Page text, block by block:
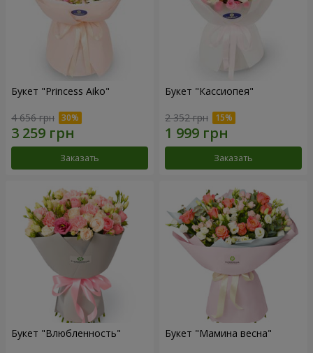
Букет "Princess Aiko"
4 656 грн
Заказать
Букет "Кассиопея"
2 352 грн
Заказать
Букет "Влюбленность" Букет "Мамина весна"